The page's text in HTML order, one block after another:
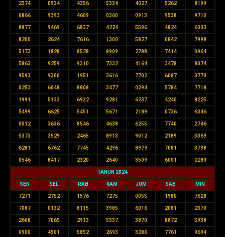
2374 0934 4356 5334 4027 5262 8199
0866 9393 4609 0360 0913 9538 9710
8877 9469 6837 4224 5596 4824 6003
8200 2624 7616 1300 5827 0842 7998
5173 1828 8528 8909 2788 7414 0964
5863 9259 9310 7332 4164 3478 8074
9593 9300 1951 3616 7702 6087 3770
0253 6048 8808 3477 0294 5784 7718
1991 5133 6932 9281 6237 4240 8225
5499 6625 5451 5671 2189 0736 6346
0012 3636 8546 4638 6255 7740 2746
5373 3529 2465 8913 9012 2189 3369
6281 6762 7745 4296 8979 7081 3798
0546 8417 2320 2640 3509 6001 2280
TAHUN 2024
SEN SEL RAB KAM JUM SAB MIN
7271 2752 1576 7275 0055 1980 7628
7087 0132 8115 3985 6016 2081 2370
2608 7065 2913 5337 3870 8872 5938
0900 4501 5852 2693 3286 7761 9694